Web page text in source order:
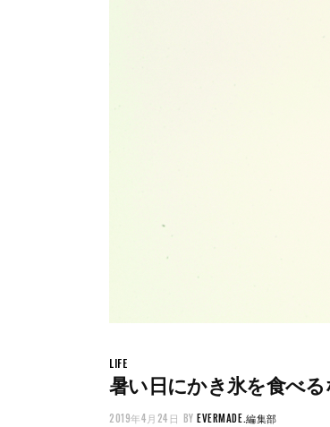
LIFE
暑い日にかき氷を食べる
2019年4月24日 BYEVERMADE.編集部